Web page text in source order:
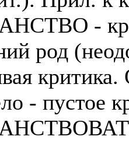
-
род
- пустое